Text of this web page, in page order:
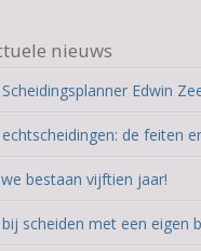
nieuws
Edwin
de feiten
bestaan vijftien jaar!
scheiden met een eigen